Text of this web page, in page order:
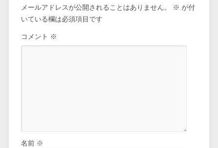
メールアドレスが公開されることはありません。 ※ が付
いている欄は必須項目です
コメント ※
名前 ※